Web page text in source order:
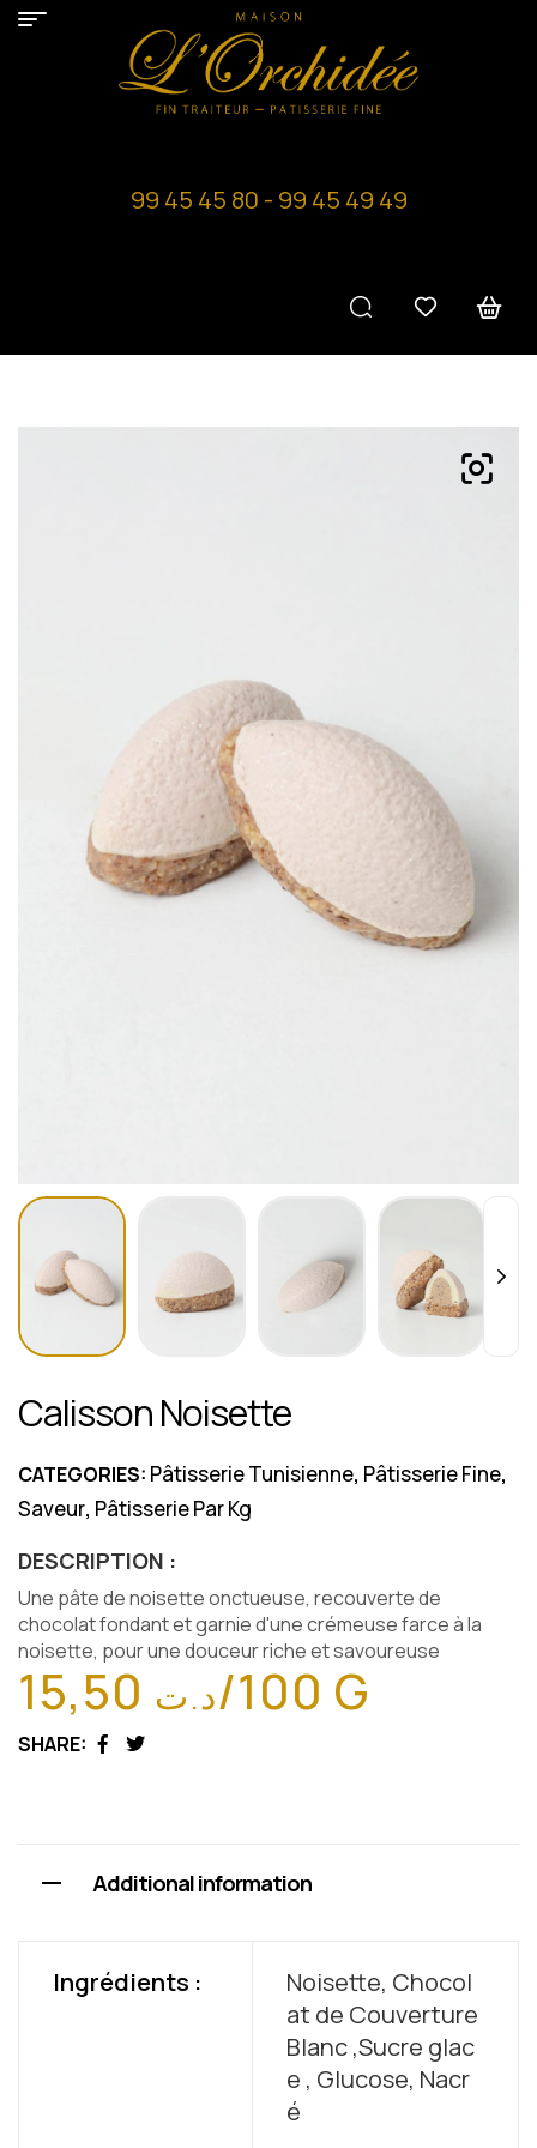
99 45 45 80 - 99 45 49 49
Calisson Noisette
CATEGORIES: Pâtisserie Tunisienne, Pâtisserie Fine,
Saveur, Pâtisserie Par Kg
DESCRIPTION :
Une pâte de noisette onctueuse, recouverte de
chocolat fondant et garnie d'une crémeuse farce à la
noisette, pour une douceur riche et savoureuse
د.ت/100 G
SHARE:
Facebook
Twitter
Additional information
Ingrédients :
Noisette, Chocol
at de Couverture
Blanc ,Sucre glac
e , Glucose, Nacr
é